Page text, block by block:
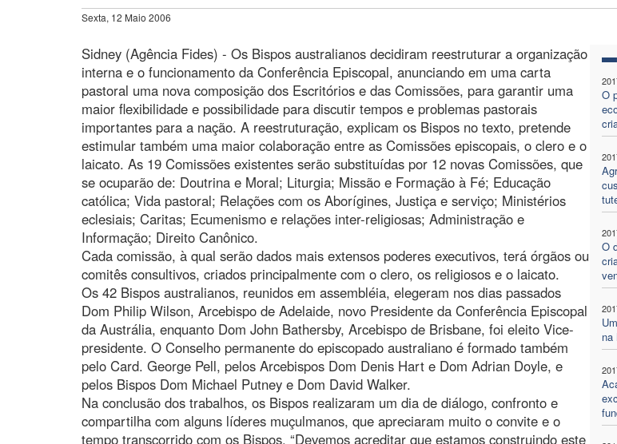
Sexta, 12 Maio 2006
O
O
na
Sidney (Agência Fides) - Os Bispos australianos decidiram reestruturar a organização
interna e o funcionamento da Conferência Episcopal, anunciando em uma carta
pastoral uma nova composição dos Escritórios e das Comissões, para garantir uma
maior flexibilidade e possibilidade para discutir tempos e problemas pastorais
importantes para a nação. A reestruturação, explicam os Bispos no texto, pretende
estimular também uma maior colaboração entre as Comissões episcopais, o clero e o
laicato. As 19 Comissões existentes serão substituídas por 12 novas Comissões, que
se ocuparão de: Doutrina e Moral; Liturgia; Missão e Formação à Fé; Educação
católica; Vida pastoral; Relações com os Aborígines, Justiça e serviço; Ministérios
eclesiais; Caritas; Ecumenismo e relações inter-religiosas; Administração e
Informação; Direito Canônico.
Cada comissão, à qual serão dados mais extensos poderes executivos, terá órgãos ou
comitês consultivos, criados principalmente com o clero, os religiosos e o laicato.
Os 42 Bispos australianos, reunidos em assembléia, elegeram nos dias passados
Dom Philip Wilson, Arcebispo de Adelaide, novo Presidente da Conferência Episcopal
da Austrália, enquanto Dom John Bathersby, Arcebispo de Brisbane, foi eleito Vice-
presidente. O Conselho permanente do episcopado australiano é formado também
pelo Card. George Pell, pelos Arcebispos Dom Denis Hart e Dom Adrian Doyle, e
pelos Bispos Dom Michael Putney e Dom David Walker.
Na conclusão dos trabalhos, os Bispos realizaram um dia de diálogo, confronto e
compartilha com alguns líderes muçulmanos, que apreciaram muito o convite e o
tempo transcorrido com os Bispos. “Devemos acreditar que estamos construindo este